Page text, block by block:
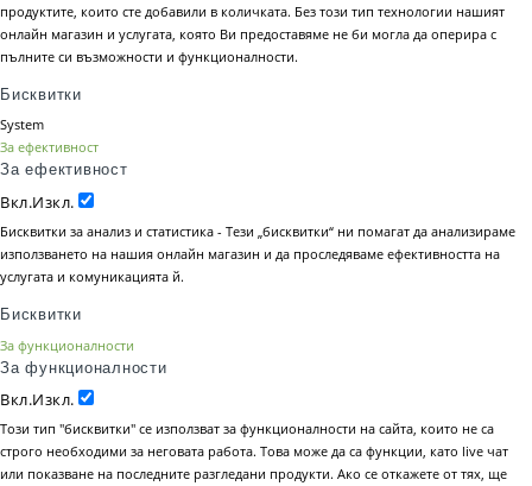
продуктите, които сте добавили в количката. Без този тип технологии нашият
онлайн магазин и услугата, която Ви предоставяме не би могла да оперира с
пълните си възможности и функционалности.
Бисквитки
System
За ефективност
За ефективност
Вкл.Изкл.
Бисквитки за анализ и статистика - Тези „бисквитки“ ни помагат да анализираме
използването на нашия онлайн магазин и да проследяваме ефективността на
услугата и комуникацията й.
Бисквитки
За функционалности
За функционалности
Вкл.Изкл.
Този тип "бисквитки" се използват за функционалности на сайта, които не са
строго необходими за неговата работа. Това може да са функции, като live чат
или показване на последните разгледани продукти. Ако се откажете от тях, ще